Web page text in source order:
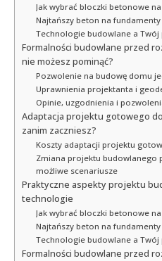
Jak wybrać bloczki betonowe
Najtańszy beton na
Technologie budowlane a Twój
Formalności budowlane przed
nie możesz pominąć?
Pozwolenie na budowę domu
Uprawnienia projektanta i
Opinie, uzgodnienia i
Adaptacja projektu gotowego
zanim zaczniesz?
Koszty adaptacji projektu
Zmiana projektu budowlanego
możliwe scenariusze
Praktyczne aspekty projektu
technologie
Jak wybrać bloczki betonowe
Najtańszy beton na
Technologie budowlane a Twój
Formalności budowlane przed